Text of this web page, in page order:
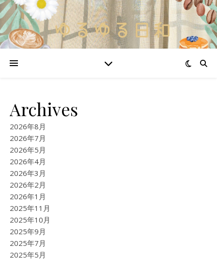
Archives
2026年8月
2026年7月
2026年5月
2026年4月
2026年3月
2026年2月
2026年1月
2025年11月
2025年10月
2025年9月
2025年7月
2025年5月